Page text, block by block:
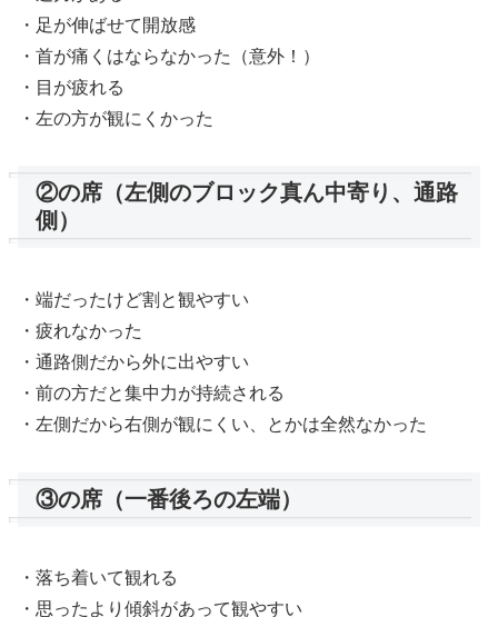
・足が伸ばせて開放感
・首が痛くはならなかった（意外！）
・目が疲れる
・左の方が観にくかった
②の席（左側のブロック真ん中寄り、通路
側）
・端だったけど割と観やすい
・疲れなかった
・通路側だから外に出やすい
・前の方だと集中力が持続される
・左側だから右側が観にくい、とかは全然なかった
③の席（一番後ろの左端）
・落ち着いて観れる
・思ったより傾斜があって観やすい